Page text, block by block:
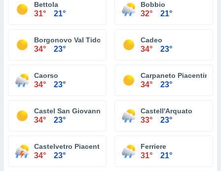
Bettola
31° 21°
Bobbio
32° 21°
Borgonovo Val Tidone
34° 23°
Cadeo
34° 23°
Caorso
34° 23°
Carpaneto Piacentino
34° 23°
Castel San Giovanni
34° 23°
Castell'Arquato
33° 23°
Castelvetro Piacentino
34° 23°
Ferriere
31° 21°